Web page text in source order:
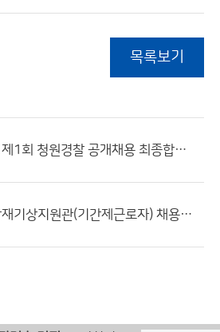
목록보기
2024년도 제1회 청원경찰 공개채용 최종합격자 및 제출서류 안내 공고
2025년 방재기상지원관(기간제근로자) 채용인원 계획 공고